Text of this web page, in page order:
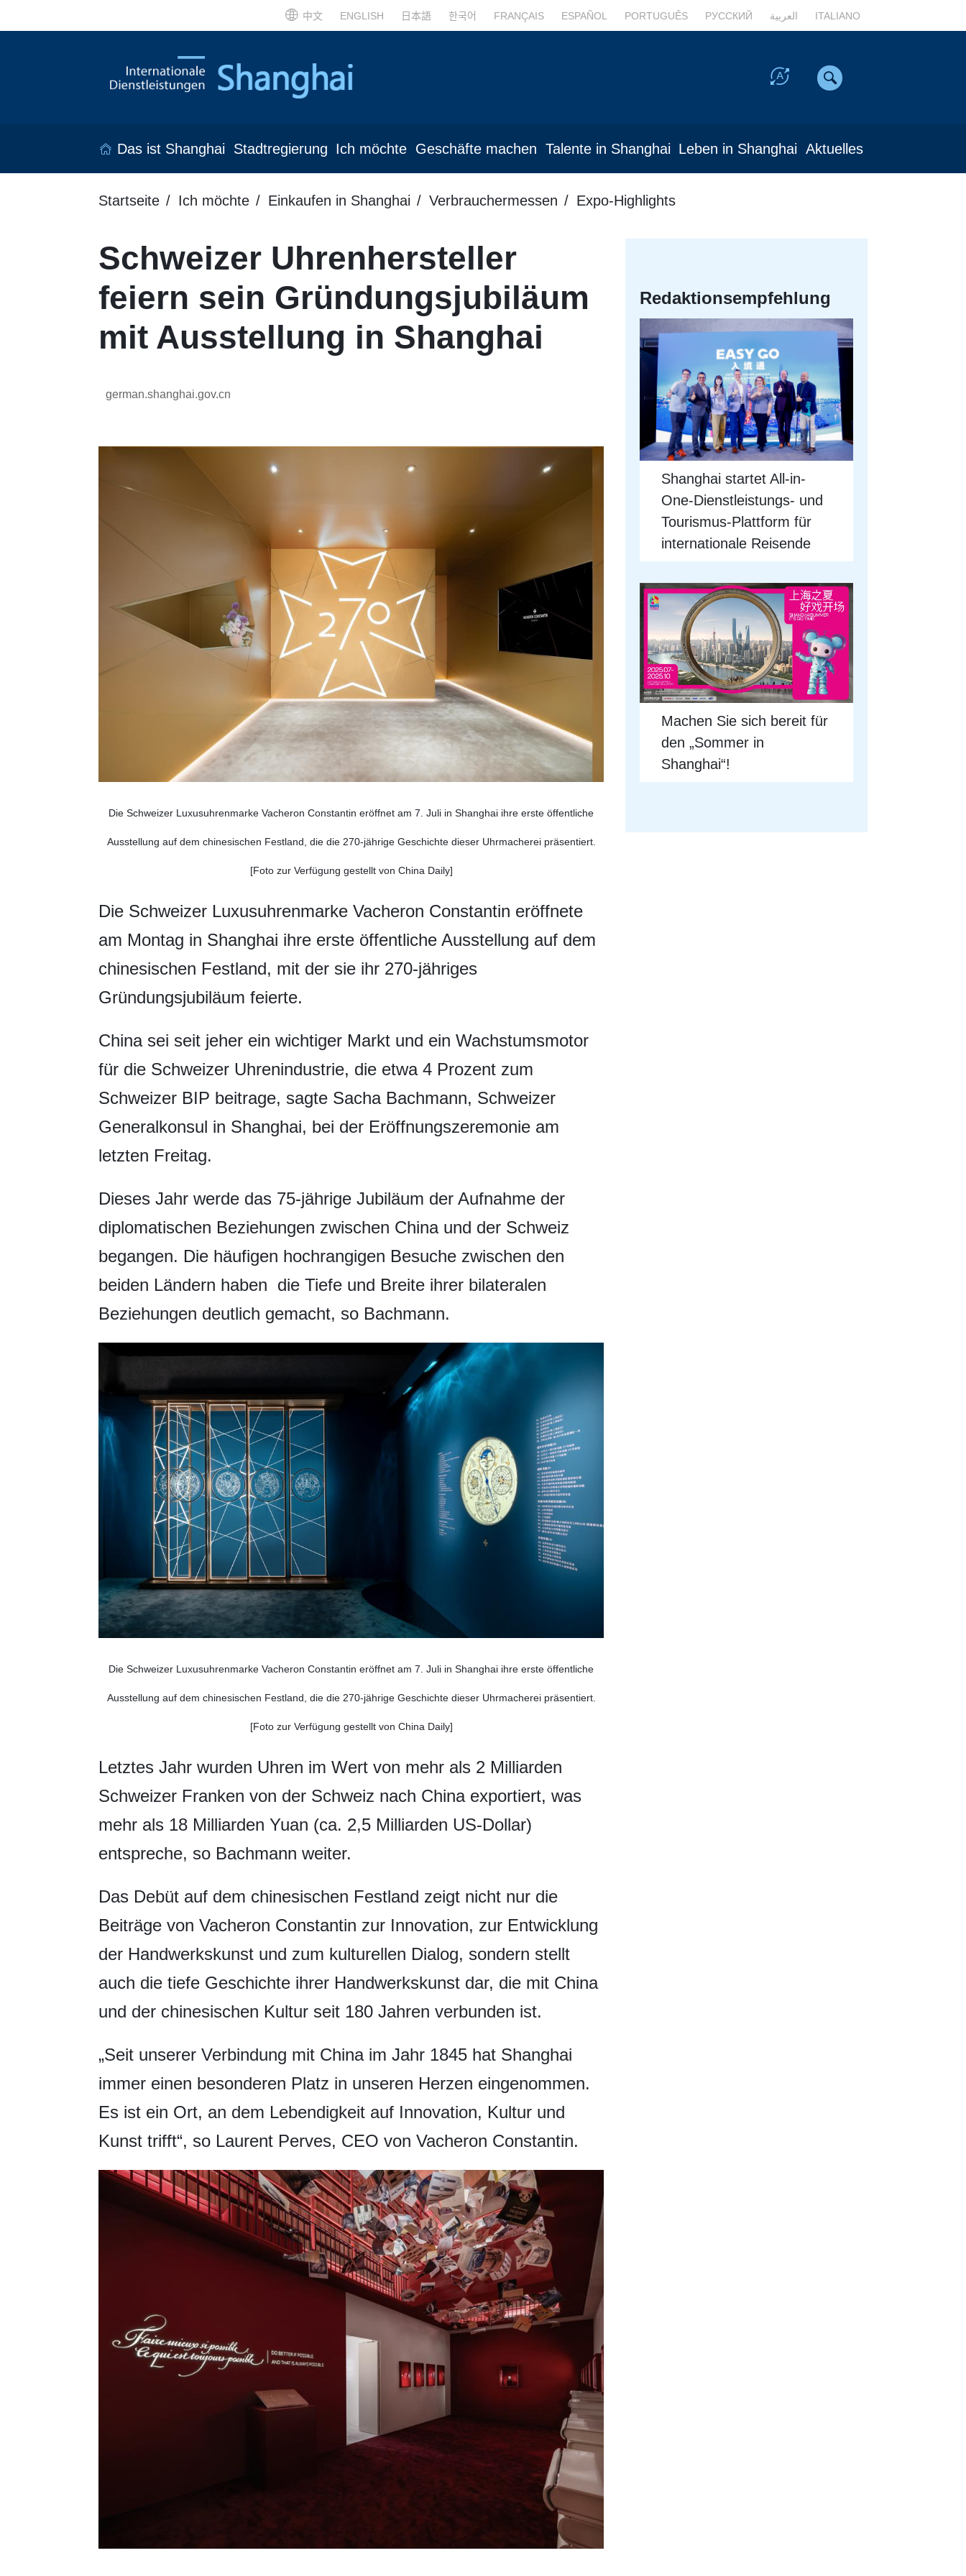
中文 ENGLISH 日本語 한국어 FRANÇAIS ESPAÑOL PORTUGUÊS РУССКИЙ العربية ITALIANO
Das ist Shanghai Stadtregierung Ich möchte Geschäfte machen Talente in Shanghai Leben in Shanghai Aktuelles
Startseite Ich möchte Einkaufen in Shanghai Verbrauchermessen Expo-Highlights
Schweizer Uhrenhersteller
feiern sein Gründungsjubiläum
mit Ausstellung in Shanghai
german.shanghai.gov.cn
Die Schweizer Luxusuhrenmarke Vacheron Constantin eröffnet am 7. Juli in Shanghai ihre erste öffentliche
Ausstellung auf dem chinesischen Festland, die die 270-jährige Geschichte dieser Uhrmacherei präsentiert.
[Foto zur Verfügung gestellt von China Daily]
Die Schweizer Luxusuhrenmarke Vacheron Constantin eröffnete
am Montag in Shanghai ihre erste öffentliche Ausstellung auf dem
chinesischen Festland, mit der sie ihr 270-jähriges
Gründungsjubiläum feierte.
China sei seit jeher ein wichtiger Markt und ein Wachstumsmotor
für die Schweizer Uhrenindustrie, die etwa 4 Prozent zum
Schweizer BIP beitrage, sagte Sacha Bachmann, Schweizer
Generalkonsul in Shanghai, bei der Eröffnungszeremonie am
letzten Freitag.
Dieses Jahr werde das 75-jährige Jubiläum der Aufnahme der
diplomatischen Beziehungen zwischen China und der Schweiz
begangen. Die häufigen hochrangigen Besuche zwischen den
beiden Ländern haben die Tiefe und Breite ihrer bilateralen
Beziehungen deutlich gemacht, so Bachmann.
Die Schweizer Luxusuhrenmarke Vacheron Constantin eröffnet am 7. Juli in Shanghai ihre erste öffentliche
Ausstellung auf dem chinesischen Festland, die die 270-jährige Geschichte dieser Uhrmacherei präsentiert.
[Foto zur Verfügung gestellt von China Daily]
Letztes Jahr wurden Uhren im Wert von mehr als 2 Milliarden
Schweizer Franken von der Schweiz nach China exportiert, was
mehr als 18 Milliarden Yuan (ca. 2,5 Milliarden US-Dollar)
entspreche, so Bachmann weiter.
Das Debüt auf dem chinesischen Festland zeigt nicht nur die
Beiträge von Vacheron Constantin zur Innovation, zur Entwicklung
der Handwerkskunst und zum kulturellen Dialog, sondern stellt
auch die tiefe Geschichte ihrer Handwerkskunst dar, die mit China
und der chinesischen Kultur seit 180 Jahren verbunden ist.
„Seit unserer Verbindung mit China im Jahr 1845 hat Shanghai
immer einen besonderen Platz in unseren Herzen eingenommen.
Es ist ein Ort, an dem Lebendigkeit auf Innovation, Kultur und
Kunst trifft“, so Laurent Perves, CEO von Vacheron Constantin.
Redaktionsempfehlung
Shanghai startet All-in-
One-Dienstleistungs- und
Tourismus-Plattform für
internationale Reisende
Machen Sie sich bereit für
den „Sommer in
Shanghai“!